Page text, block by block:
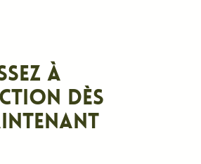
à
dès